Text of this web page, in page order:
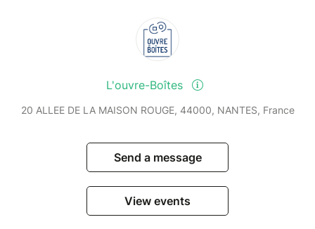
L'ouvre-Boîtes
20 ALLEE DE LA MAISON ROUGE, 44000, NANTES, France
Send a message
View events